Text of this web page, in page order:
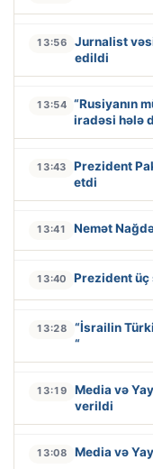
13:56
Jurnalist
edildi
13:54 “Rusiyanın
iradəsi hələ
13:43
Prezident
etdi
13:41 Nemət
13:40 Prezident üç
13:28
“İsrailin
“
13:19
Media və
verildi
13:08 Media və